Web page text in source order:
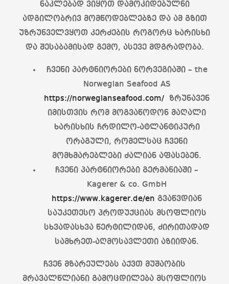
ნაკლებად ვიყოთ დამოკიდებულნი
ადგილობრივ მომწოდებლებზე და ამ გზით
უზრუნველვყოთ კერძების როგორც ხარისხი
და შესაბამისად გემო, ასევე მდგრადობა.
ჩვენი პარტნიორები ნორვეგიაში – the
Norwegian Seafood AS
https://norwegianseafood.com/ ზრუნავენ
იმისთვის რომ მოგვაწოდონ მაღალი
ხარისხის ჩრდილო-ატლანტიკური
ორაგული, რომელსაც ჩვენი
მომხმარებლები ძალიან აფასებენ.
ჩვენი პარტნიორები გერმანიაში –
Kagerer & co. GmbH
https://www.kagerer.de/en გვაწვდიან
საუკეთესო პროდუქციას მსოფლიოს
სხვადასხვა წერტილიდან, ძირითადად
სამხრეთ-აღმოსავლეთი აზიიდან.
ჩვენ მზარეულებს აქვთ მუშაობის
მრავალწლიანი გამოცდილება მსოფლიოს